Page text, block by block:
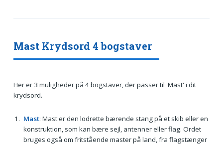
Mast Krydsord 4 bogstaver
Her er 3 muligheder på 4 bogstaver, der passer til 'Mast' i dit
krydsord.
Mast: Mast er den lodrette bærende stang på et skib eller en
konstruktion, som kan bære sejl, antenner eller flag. Ordet
bruges også om fritstående master på land, fra flagstænger